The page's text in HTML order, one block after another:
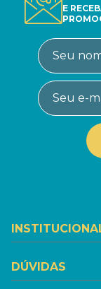
E
DÚVIDAS